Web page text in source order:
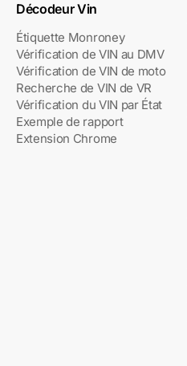
Décodeur Vin
Étiquette Monroney
Vérification de VIN au DMV
Vérification de VIN de moto
Recherche de VIN de VR
Vérification du VIN par État
Exemple de rapport
Extension Chrome